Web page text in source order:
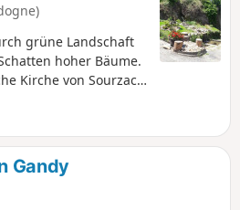
grüne Landschaft
hoher Bäume.
Kirche von Sourzac
den
der ihr
Schatz verbirgt
Höhle von
Gandy